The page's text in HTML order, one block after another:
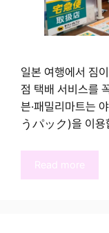
일본 여행에서 짐
점 택배 서비스를
븐·패밀리마트는
うパック)을 이용
Read more